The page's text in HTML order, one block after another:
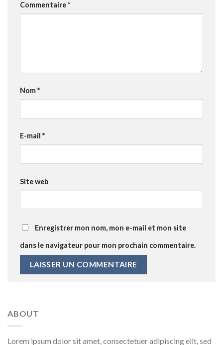
Commentaire*
Nom*
E-mail *
Site web
Enregistrer mon nom, mon e-mail et mon site
dans le navigateur pour mon prochain commentaire.
ABOUT
Lorem ipsum dolor sit amet, consectetuer adipiscing elit, sed